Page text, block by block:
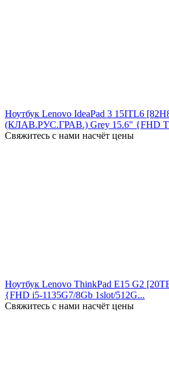
Ноутбук Lenovo IdeaPad 3 15ITL6
(КЛАВ.РУС.ГРАВ.) Grey 15.6" {FHD
Свяжитесь с нами насчёт цены
Ноутбук Lenovo ThinkPad E15 G2
{FHD i5-1135G7/8Gb 1slot/512G...
Свяжитесь с нами насчёт цены